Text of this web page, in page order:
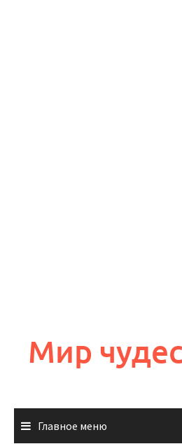
содержимому
Мир чудес
Главное меню